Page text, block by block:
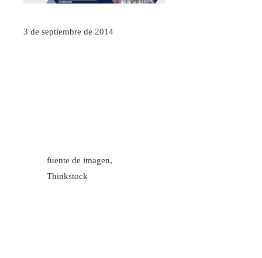
3 de septiembre de 2014
fuente de imagen,
Thinkstock